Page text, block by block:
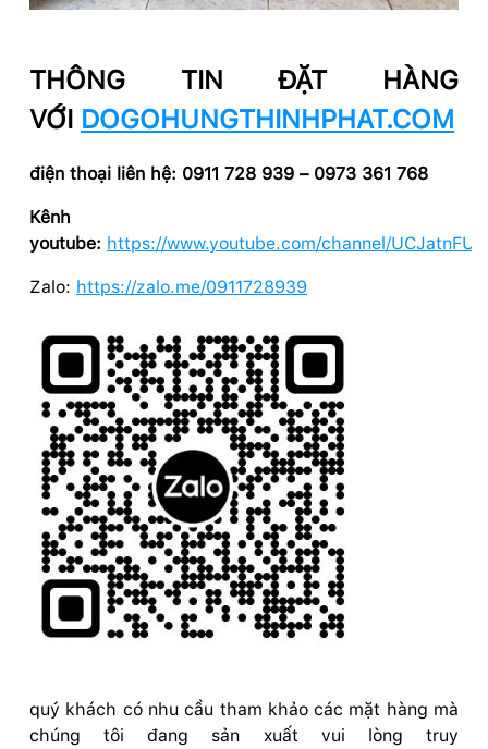
THÔNG TIN ĐẶT HÀNG
VỚI DOGOHUNGTHINHPHAT.COM
điện thoại liên hệ: 0911 728 939 – 0973 361 768
Kênh
youtube: https://www.youtube.com/channel/
Zalo: https://zalo.me/0911728939
quý khách có nhu cầu tham khảo các mặt hàng mà
chúng tôi đang sản xuất vui lòng truy